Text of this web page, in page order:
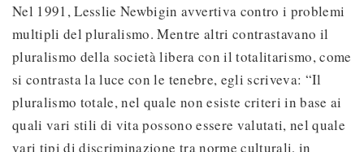
Nel 1991, Lesslie Newbigin avvertiva contro i problemi
multipli del pluralismo. Mentre altri contrastavano il
pluralismo della società libera con il totalitarismo, come
si contrasta la luce con le tenebre, egli scriveva: “Il
pluralismo totale, nel quale non esiste criteri in base ai
quali vari stili di vita possono essere valutati, nel quale
vari tipi di discriminazione tra norme culturali, in